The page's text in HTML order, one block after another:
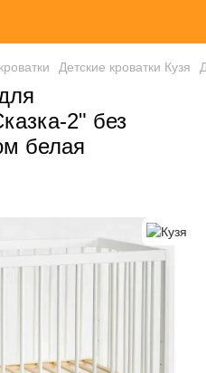
Детские кроватки Кузя
2" без
белая